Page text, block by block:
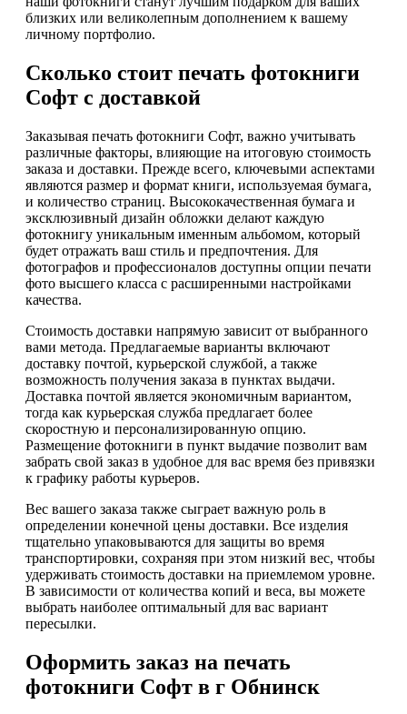
близких или великолепным дополнением к вашему
личному портфолио.
Сколько стоит печать фотокниги
Софт с доставкой
Заказывая печать фотокниги Софт, важно учитывать
различные факторы, влияющие на итоговую стоимость
заказа и доставки. Прежде всего, ключевыми аспектами
являются размер и формат книги, используемая бумага,
и количество страниц. Высококачественная бумага и
эксклюзивный дизайн обложки делают каждую
фотокнигу уникальным именным альбомом, который
будет отражать ваш стиль и предпочтения. Для
фотографов и профессионалов доступны опции печати
фото высшего класса с расширенными настройками
качества.
Стоимость доставки напрямую зависит от выбранного
вами метода. Предлагаемые варианты включают
доставку почтой, курьерской службой, а также
возможность получения заказа в пунктах выдачи.
Доставка почтой является экономичным вариантом,
тогда как курьерская служба предлагает более
скоростную и персонализированную опцию.
Размещение фотокниги в пункт выдачие позволит вам
забрать свой заказ в удобное для вас время без привязки
к графику работы курьеров.
Вес вашего заказа также сыграет важную роль в
определении конечной цены доставки. Все изделия
тщательно упаковываются для защиты во время
транспортировки, сохраняя при этом низкий вес, чтобы
удерживать стоимость доставки на приемлемом уровне.
В зависимости от количества копий и веса, вы можете
выбрать наиболее оптимальный для вас вариант
пересылки.
Оформить заказ на печать
фотокниги Софт в г Обнинск